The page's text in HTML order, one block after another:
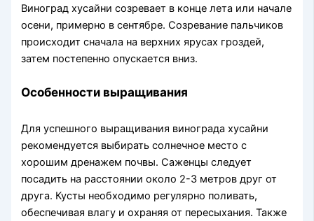
Виноград хусайни созревает в конце лета или начале
осени, примерно в сентябре. Созревание пальчиков
происходит сначала на верхних ярусах гроздей,
затем постепенно опускается вниз.
Особенности выращивания
Для успешного выращивания винограда хусайни
рекомендуется выбирать солнечное место с
хорошим дренажем почвы. Саженцы следует
посадить на расстоянии около 2-3 метров друг от
друга. Кусты необходимо регулярно поливать,
обеспечивая влагу и охраняя от пересыхания. Также